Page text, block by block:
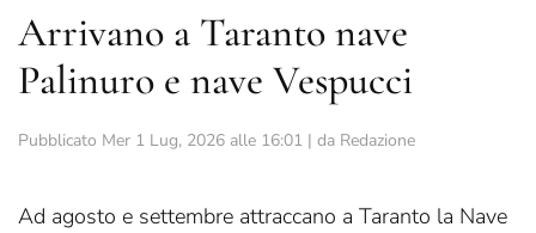
Arrivano a Taranto nave
Palinuro e nave Vespucci
Pubblicato Mer 1 Lug, 2026 alle 16:01 | da Redazione
Ad agosto e settembre attraccano a Taranto la Nave